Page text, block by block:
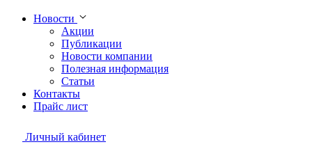
Новости
Акции
Публикации
Новости компании
Полезная информация
Статьи
Контакты
Прайс лист
Личный кабинет